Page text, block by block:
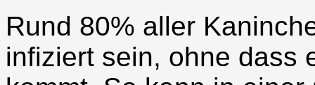
Rund 80% aller
infiziert sein, ohne dass